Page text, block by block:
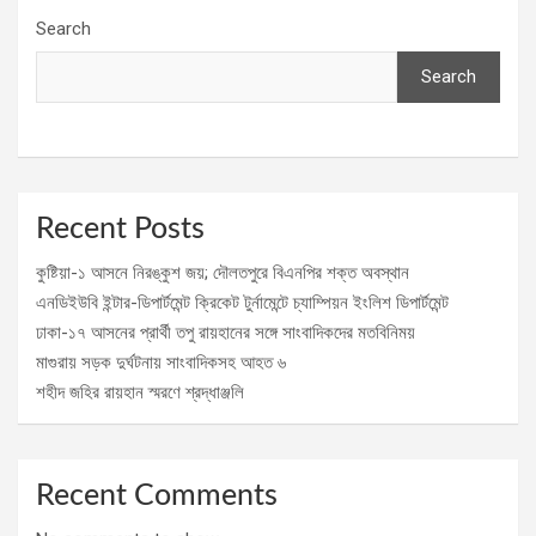
Search
Search
Recent Posts
কুষ্টিয়া-১ আসনে নিরঙ্কুশ জয়; দৌলতপুরে বিএনপির শক্ত অবস্থান
এনডিইউবি ইন্টার-ডিপার্টমেন্ট ক্রিকেট টুর্নামেন্টে চ্যাম্পিয়ন ইংলিশ ডিপার্টমেন্ট
ঢাকা-১৭ আসনের প্রার্থী তপু রায়হানের সঙ্গে সাংবাদিকদের মতবিনিময়
মাগুরায় সড়ক দুর্ঘটনায় সাংবাদিকসহ আহত ৬
শহীদ জহির রায়হান স্মরণে শ্রদ্ধাঞ্জলি
Recent Comments